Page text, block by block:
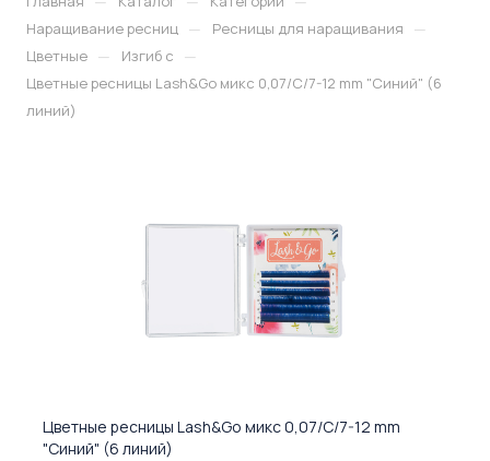
Наращивание ресниц — Ресницы для наращивания —
Цветные — Изгиб c —
Цветные ресницы Lash&Go микс 0,07/C/7-12 mm "Синий" (6
линий)
Цветные ресницы Lash&Go микс 0,07/C/7-12 mm
"Синий" (6 линий)